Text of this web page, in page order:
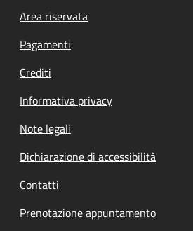
Footer menu
Area riservata
Pagamenti
Crediti
Informativa privacy
Note legali
Dichiarazione di accessibilità
Contatti
Prenotazione appuntamento